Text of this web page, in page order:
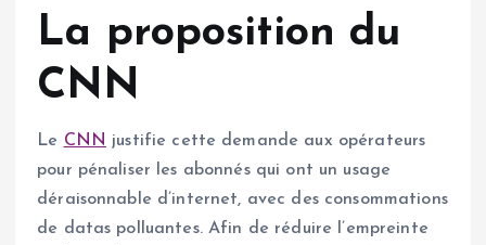
La proposition du
CNN
Le CNN justifie cette demande aux opérateurs
pour pénaliser les abonnés qui ont un usage
déraisonnable d’internet, avec des consommations
de datas polluantes. Afin de réduire l’empreinte